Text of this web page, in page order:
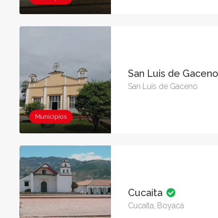
Municipios
San Luis de
San Luis de Gaceno
Cucaita
Cucaita, Boyacá